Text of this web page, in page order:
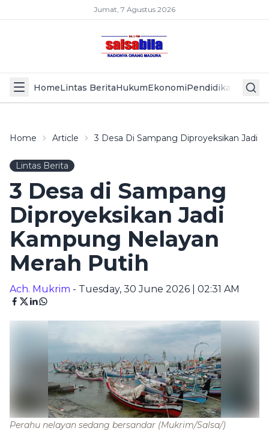
Jumat, 7 Agustus 2026
HomeLintas BeritaHukumEkonomiPendidikan Politik
Home Article 3 Desa Di Sampang Diproyeksikan Jadi
Lintas Berita
3 Desa di Sampang
Diproyeksikan Jadi
Kampung Nelayan
Merah Putih
Ach. Mukrim - Tuesday, 30 June 2026 | 02:31 AM
Perahu nelayan sedang bersandar (Mukrim/Salsa/)